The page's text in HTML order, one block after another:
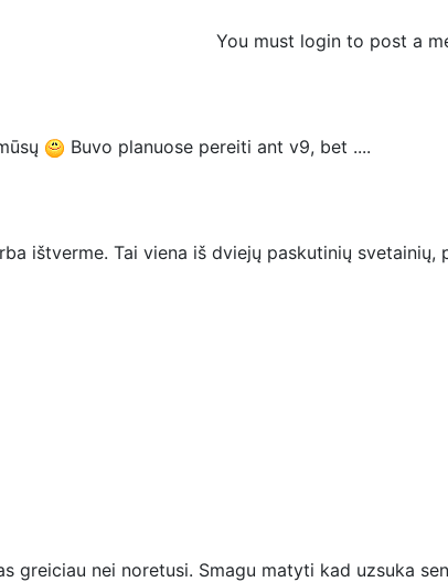
You must login to post a
Buvo planuose pereiti ant v9, bet ....
ištverme. Tai viena iš dviejų paskutinių
greiciau nei noretusi. Smagu matyti kad uzsuka